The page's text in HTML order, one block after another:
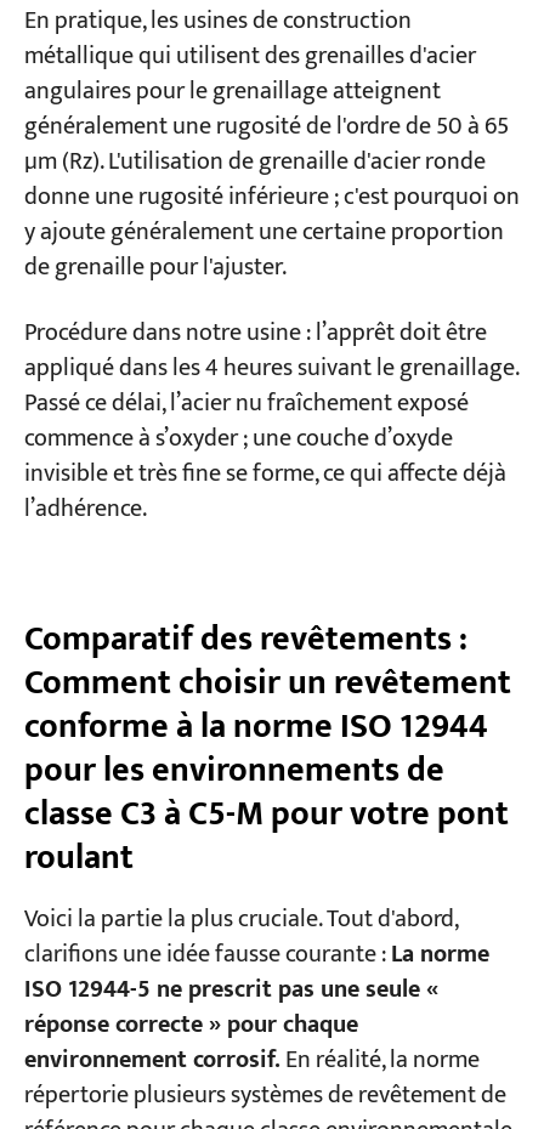
En pratique, les usines de construction
métallique qui utilisent des grenailles d'acier
angulaires pour le grenaillage atteignent
généralement une rugosité de l'ordre de 50 à 65
µm (Rz). L'utilisation de grenaille d'acier ronde
donne une rugosité inférieure ; c'est pourquoi on
y ajoute généralement une certaine proportion
de grenaille pour l'ajuster.
Procédure dans notre usine : l’apprêt doit être
appliqué dans les 4 heures suivant le grenaillage.
Passé ce délai, l’acier nu fraîchement exposé
commence à s’oxyder ; une couche d’oxyde
invisible et très fine se forme, ce qui affecte déjà
l’adhérence.
Comparatif des revêtements :
Comment choisir un revêtement
conforme à la norme ISO 12944
pour les environnements de
classe C3 à C5-M pour votre pont
roulant
Voici la partie la plus cruciale. Tout d'abord,
clarifions une idée fausse courante :La norme
ISO 12944-5 ne prescrit pas une seule «
réponse correcte » pour chaque
environnement corrosif.En réalité, la norme
répertorie plusieurs systèmes de revêtement de